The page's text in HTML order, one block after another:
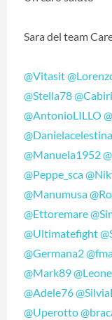
Sara del team
@Vitasit
@Stella78
@AntonioLILLO
@Danielacelestina
@Manuela1952
@Peppe_sca
@Manumusa
@Ettoremare
@Ultimatefight
@Germana2
@Mark89
@Adele76
@Uperotto